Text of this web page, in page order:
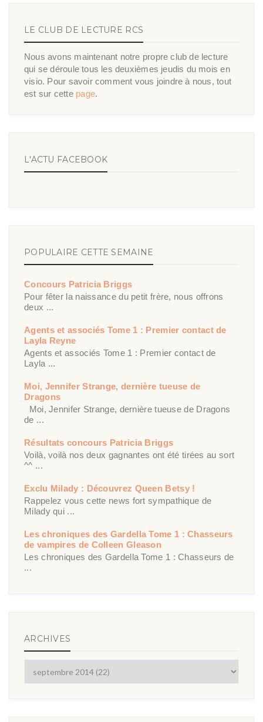
LE CLUB DE LECTURE RCS
Nous avons maintenant notre propre club de lecture
qui se déroule tous les deuxièmes jeudis du mois en
visio. Pour savoir comment vous joindre à nous, tout
est sur cette page.
L'ACTU FACEBOOK
POPULAIRE CETTE SEMAINE
Concours Patricia Briggs
Pour fêter la naissance du petit frère, nous offrons
deux ...
Agents et associés Tome 1 : Premier contact de
Layla Reyne
Agents et associés Tome 1 : Premier contact de
Layla ...
Moi, Jennifer Strange, dernière tueuse de
Dragons
Moi, Jennifer Strange, dernière tueuse de Dragons
de ...
Résultats concours Patricia Briggs
Voilà, voilà nos deux gagnantes ont été tirées au sort
^^ ...
Exclu Milady : Découvrez Queen Betsy !
Rappelez vous cette news fort sympathique de
Milady qui ...
Les chroniques des Gardella Tome 1 : Chasseurs
de vampires de Colleen Gleason
Les chroniques des Gardella Tome 1 : Chasseurs de
...
ARCHIVES